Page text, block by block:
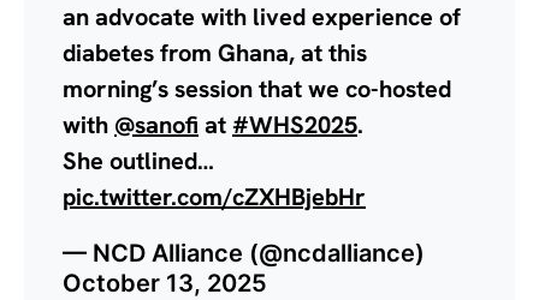
an advocate with lived experience of
diabetes from Ghana, at this
morning’s session that we co-hosted
with @sanofi at #WHS2025.
She outlined…
pic.twitter.com/cZXHBjebHr
— NCD Alliance (@ncdalliance)
October 13, 2025